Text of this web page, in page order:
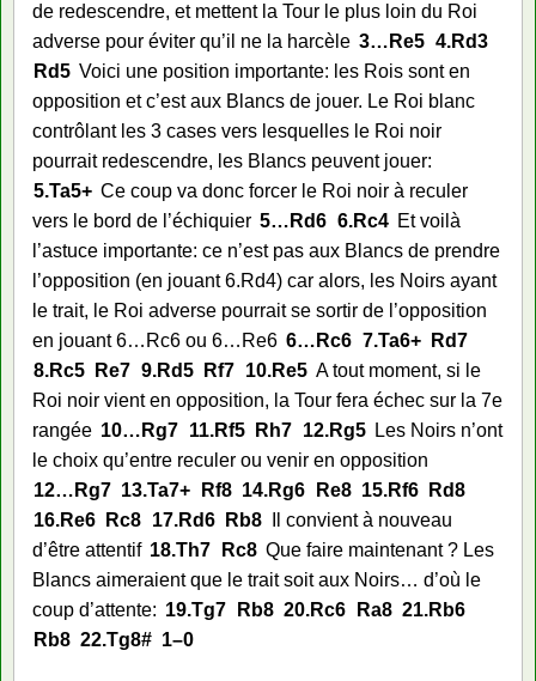
de redescendre, et mettent la Tour le plus loin du Roi
adverse pour éviter qu’il ne la harcèle 3… Re5 4.Rd3
Rd5 Voici une position importante: les Rois sont en
opposition et c’est aux Blancs de jouer. Le Roi blanc
contrôlant les 3 cases vers lesquelles le Roi noir
pourrait redescendre, les Blancs peuvent jouer:
5.Ta5+ Ce coup va donc forcer le Roi noir à reculer
vers le bord de l’échiquier 5… Rd6 6.Rc4 Et voilà
l’astuce importante: ce n’est pas aux Blancs de prendre
l’opposition (en jouant 6.Rd4) car alors, les Noirs ayant
le trait, le Roi adverse pourrait se sortir de l’opposition
en jouant 6…Rc6 ou 6…Re6 6… Rc6 7.Ta6+
Rd7
8.Rc5 Re7 9.Rd5 Rf7 10.Re5 A tout moment, si le
Roi noir vient en opposition, la Tour fera échec sur la 7e
rangée 10… Rg7 11.Rf5 Rh7 12.Rg5
Les Noirs n’ont
le choix qu’entre reculer ou venir en opposition
12… Rg7 13.Ta7+ Rf8 14.Rg6 Re8 15.Rf6
Rd8
16.Re6 Rc8 17.Rd6 Rb8
Il convient à nouveau
d’être attentif 18.Th7 Rc8 Que faire maintenant ? Les
Blancs aimeraient que le trait soit aux Noirs… d’où le
coup d’attente: 19.Tg7 Rb8 20.Rc6 Ra8 21.Rb6
Rb8 22.Tg8# 1–0